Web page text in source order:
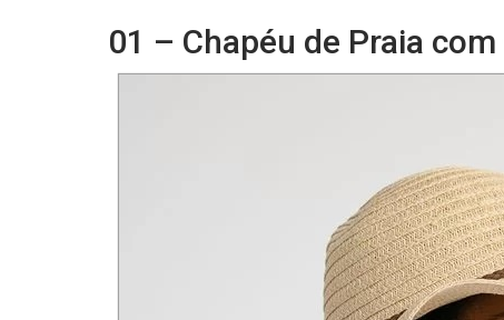
01 – Chapéu de Praia